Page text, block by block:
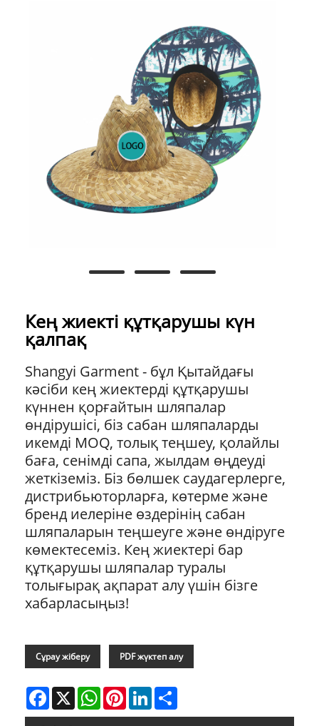
Кең жиекті құтқарушы күн
қалпақ
Shangyi Garment - бұл Қытайдағы
кәсіби кең жиектерді құтқарушы
күннен қорғайтын шляпалар
өндірушісі, біз сабан шляпаларды
икемді MOQ, толық теңшеу, қолайлы
баға, сенімді сапа, жылдам өңдеуді
жеткіземіз. Біз бөлшек саудагерлерге,
дистрибьюторларға, көтерме және
бренд иелеріне өздерінің сабан
шляпаларын теңшеуге және өндіруге
көмектесеміз. Кең жиектері бар
құтқарушы шляпалар туралы
толығырақ ақпарат алу үшін бізге
хабарласыңыз!
Сұрау жіберу PDF жүктеп алу
Facebook
X WhatsAppPinterestLinkedIn